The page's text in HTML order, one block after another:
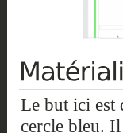
Le but ici est
cercle bleu.